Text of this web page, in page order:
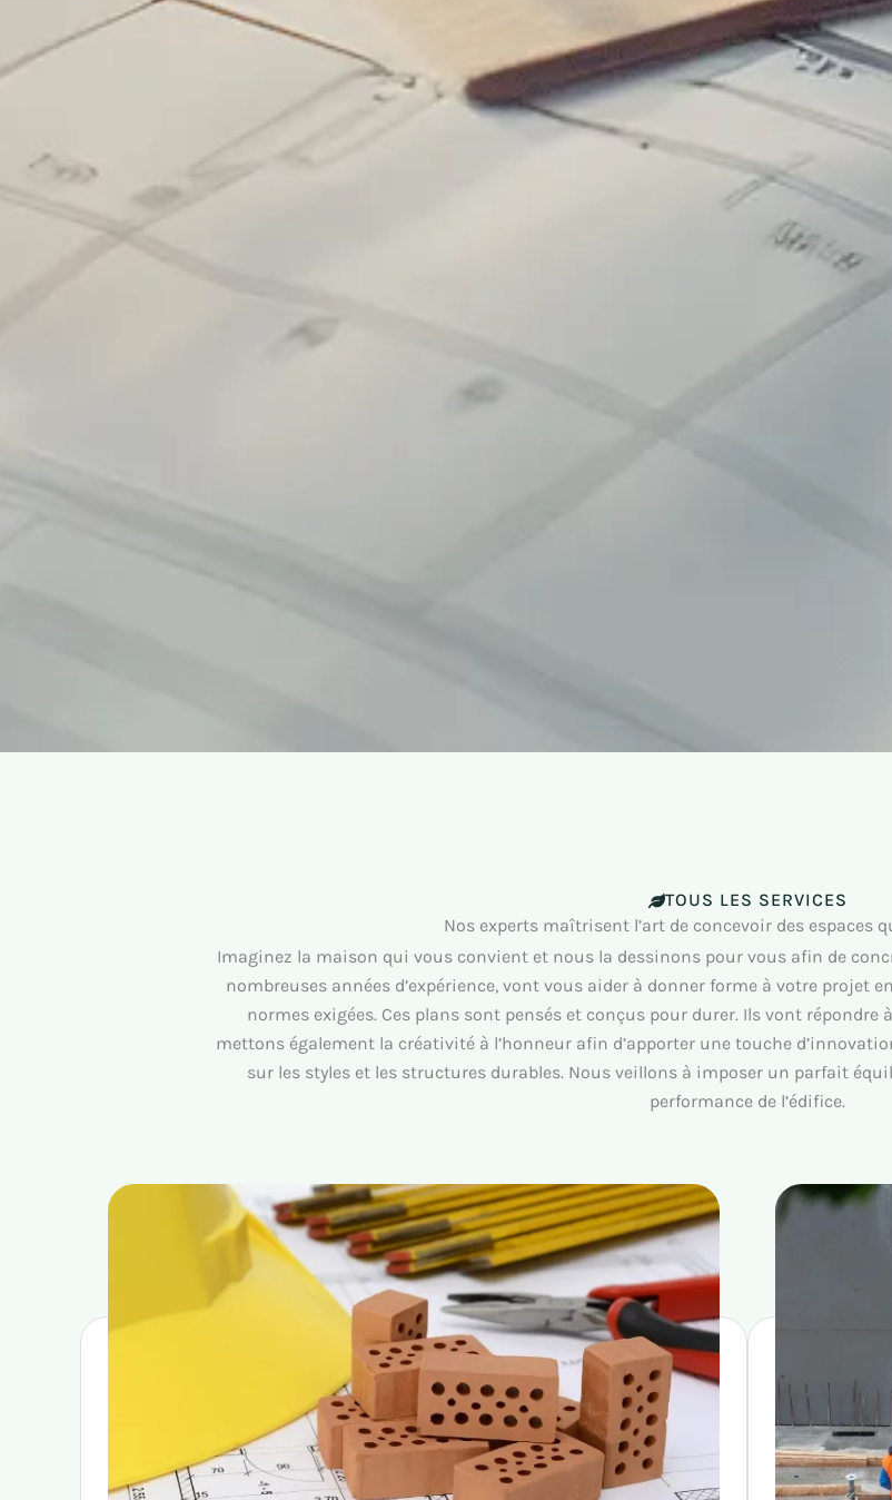
TOUS LES SERVICES
Nos experts maîtrisent l’art de concevoir des espaces
Imaginez la maison qui vous convient et nous la dessinons pour vous afin de
nombreuses années d’expérience, vont vous aider à donner forme à votre projet
normes exigées. Ces plans sont pensés et conçus pour durer. Ils vont répondre
mettons également la créativité à l’honneur afin d’apporter une touche
sur les styles et les structures durables. Nous veillons à imposer un parfait
performance de l’édifice.